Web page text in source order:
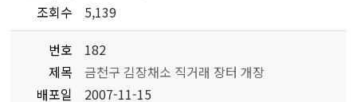
조회수
5,139
번호
182
제목
금천구 김장채소 직거래 장터 개장
배포일
2007-11-15